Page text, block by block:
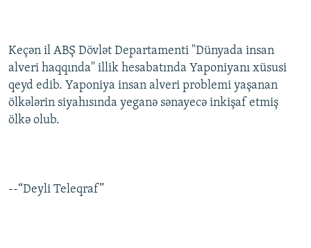
Keçən il ABŞ Dövlət Departamenti "Dünyada insan
alveri haqqında" illik hesabatında Yaponiyanı xüsusi
qeyd edib. Yaponiya insan alveri problemi yaşanan
ölkələrin siyahısında yeganə sənayecə inkişaf etmiş
ölkə olub.
--“Deyli Teleqraf”